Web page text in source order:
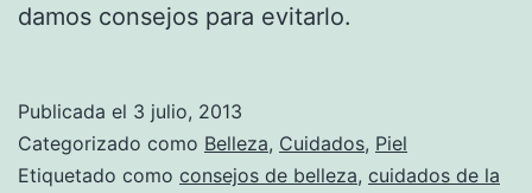
damos consejos para evitarlo.
Publicada el 3 julio, 2013
Categorizado como Belleza, Cuidados, Piel
Etiquetado como consejos de belleza, cuidados de la